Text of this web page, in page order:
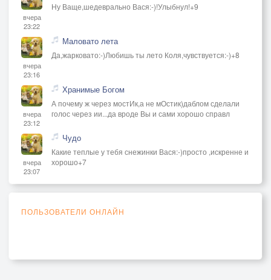
вчера
23:22
Ну Ваще,шедеврально Вася:-)!Улыбнул!+9
вчера
23:16
Маловато лета
Да,жарковато:-)Любишь ты лето Коля,чувствуется:-)+8
вчера
23:12
Хранимые Богом
А почему ж через мостИк,а не мОстик)даблом сделали
голос через ии...да вроде Вы и сами хорошо справл
вчера
23:07
Чудо
Какие теплые у тебя снежинки Вася:-)просто ,искренне и
хорошо+7
ПОЛЬЗОВАТЕЛИ ОНЛАЙН